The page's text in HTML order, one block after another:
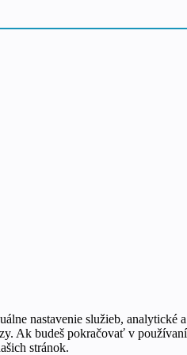
nastavenie služieb, analytické
Ak budeš pokračovať v
stránok.